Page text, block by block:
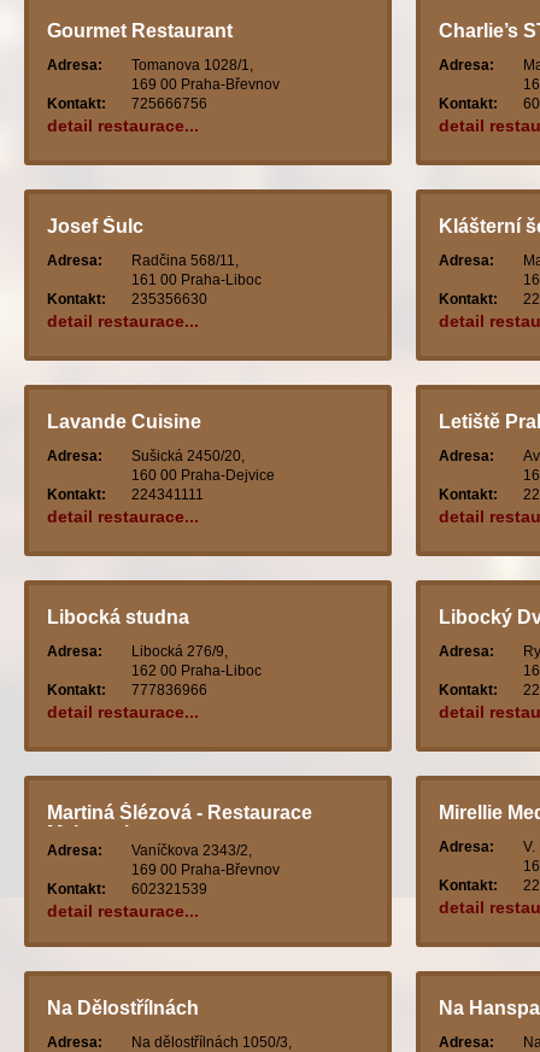
Gourmet Restaurant
Adresa:
Tomanova 1028/1,
169 00 Praha-Břevnov
Kontakt:
725666756
detail restaurace...
Charlie’s
Adresa:
Kontakt:
detail
Josef Šulc
Adresa:
Radčina 568/11,
161 00 Praha-Liboc
Kontakt:
235356630
detail restaurace...
Klášterní
Adresa:
Kontakt:
detail
Lavande Cuisine
Adresa:
Sušická 2450/20,
160 00 Praha-Dejvice
Kontakt:
224341111
detail restaurace...
Letiště
Adresa:
Kontakt:
detail
Libocká studna
Adresa:
Libocká 276/9,
162 00 Praha-Liboc
Kontakt:
777836966
detail restaurace...
Libocký
Adresa:
Kontakt:
detail
Martiná Šlézová - Restaurace
Malovanka
Adresa:
Vaníčkova 2343/2,
169 00 Praha-Břevnov
Kontakt:
602321539
detail restaurace...
Mirellie
Adresa:
V.
Kontakt:
detail
Na Dělostřílnách
Adresa: Na dělostřílnách 1050/3,
Na
Adresa: